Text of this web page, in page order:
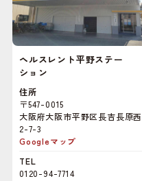
ヘルスレント平野ステー
ション
住所
〒547-0015
大阪府大阪市平野区長吉長原西
2-7-3
Googleマップ
TEL
0120-94-7714